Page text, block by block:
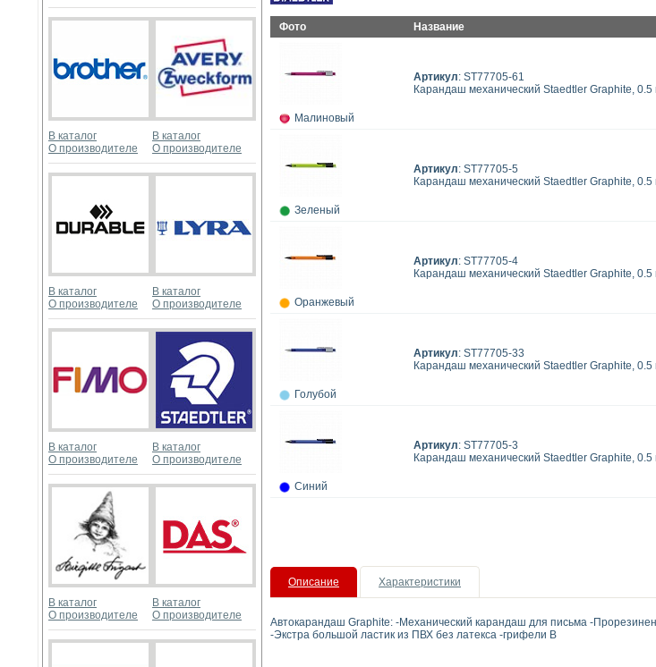
В каталог
О производителе
В каталог
О производителе
В каталог
О производителе
В каталог
О производителе
В каталог
О производителе
В каталог
О производителе
В каталог
О производителе
В каталог
О производителе
Фото Название
Малиновый
Артикул: ST77705-61
Карандаш механический Staedtler Graphite, 0.5
Зеленый
Артикул: ST77705-5
Карандаш механический Staedtler Graphite, 0.5
Оранжевый
Артикул: ST77705-4
Карандаш механический Staedtler Graphite, 0.5
Голубой
Артикул: ST77705-33
Карандаш механический Staedtler Graphite, 0.5
Синий
Артикул: ST77705-3
Карандаш механический Staedtler Graphite, 0.5
Описание Характеристики
Автокарандаш Graphite: -Механический карандаш для письма -
-Экстра большой ластик из ПВХ без латекса -грифели В